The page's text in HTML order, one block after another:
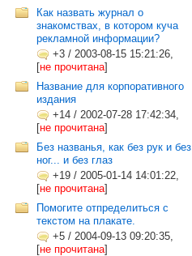
Как назвать журнал о
знакомствах, в котором куча
рекламной информации?
+3 / 2003-08-15 15:21:26,
[не прочитана]
Название для корпоративного
издания
+14 / 2002-07-28 17:42:34,
[не прочитана]
Без названья, как без рук и без
ног... и без глаз
+19 / 2005-01-14 14:01:22,
[не прочитана]
Помогите отпределиться с
текстом на плакате.
+5 / 2004-09-13 09:20:35,
[не прочитана]